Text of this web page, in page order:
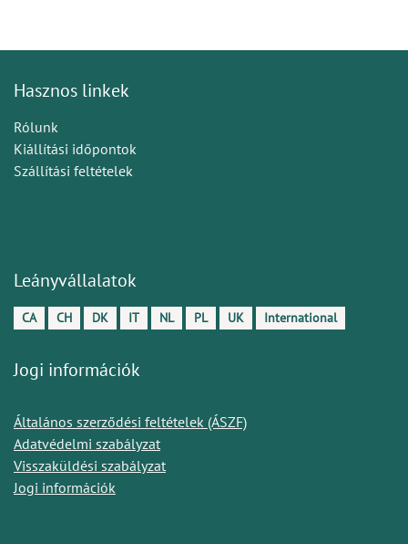
Hasznos linkek
Rólunk
Kiállítási időpontok
Szállítási feltételek
Leányvállalatok
CA CH DK IT NL PL UK International
Jogi információk
Általános szerződési feltételek (ÁSZF)
Adatvédelmi szabályzat
Visszaküldési szabályzat
Jogi információk